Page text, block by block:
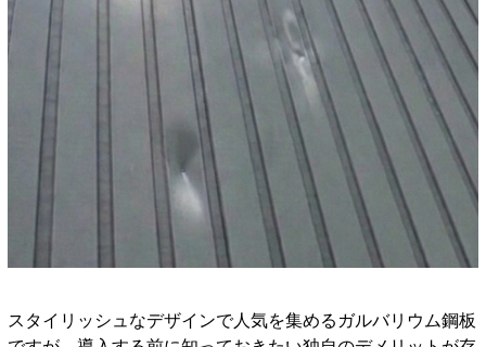
スタイリッシュなデザインで人気を集めるガルバリウム鋼板